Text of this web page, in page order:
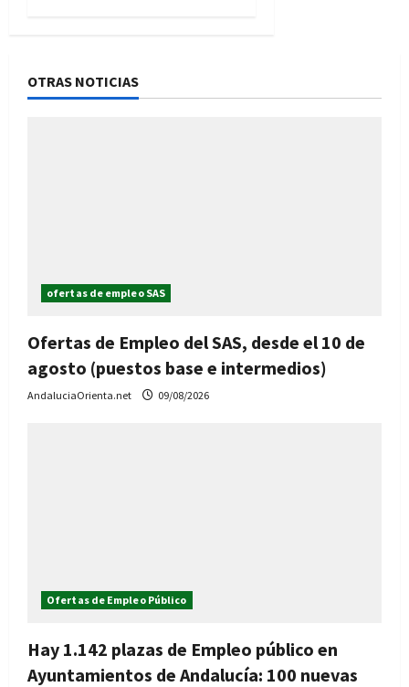
OTRAS NOTICIAS
ofertas de empleo SAS
Ofertas de Empleo del SAS, desde el 10 de
agosto (puestos base e intermedios)
AndaluciaOrienta.net 09/08/2026
Ofertas de Empleo Público
Hay 1.142 plazas de Empleo público en
Ayuntamientos de Andalucía: 100 nuevas